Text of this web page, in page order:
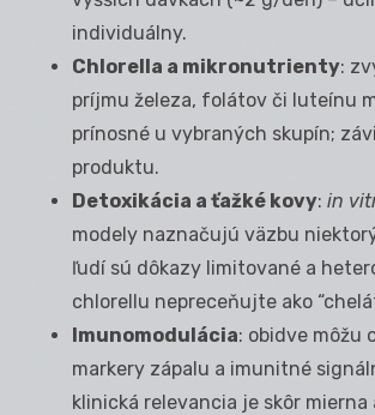
individuálny.
Chlorella a mikronutrienty:
príjmu železa, folátov či luteínu
prínosné u vybraných skupín;
produktu.
Detoxikácia a ťažké kovy: in
modely naznačujú väzbu
ľudí sú dôkazy limitované a
chlorellu nepreceňujte ako
Imunomodulácia: obidve môžu
markery zápalu a imunitné
klinická relevancia je skôr mierna